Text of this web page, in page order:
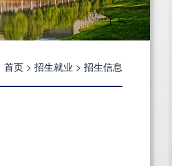
首页 > 招生就业 > 招生信息